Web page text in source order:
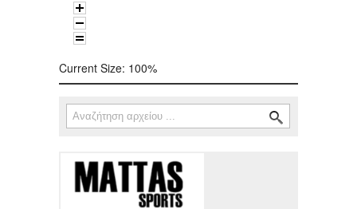
Current Size: 100%
Φόρμα αναζήτησης
Αναζήτηση